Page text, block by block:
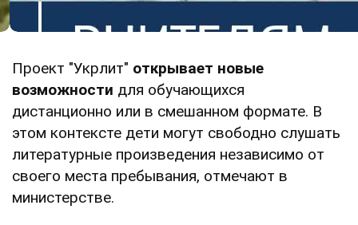
Проект "Укрлит" открывает новые
возможности для обучающихся
дистанционно или в смешанном формате. В
этом контексте дети могут свободно слушать
литературные произведения независимо от
своего места пребывания, отмечают в
министерстве.